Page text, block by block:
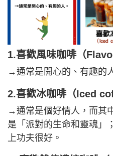
1.喜歡風味咖啡（
→通常是開心的、有趣的
2.喜歡冰咖啡（Iced
→通常是個好情人，而其
是「派對的生命和靈魂」
上功夫很好。